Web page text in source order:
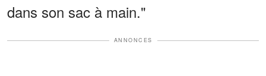
dans son sac à main."
ANNONCES